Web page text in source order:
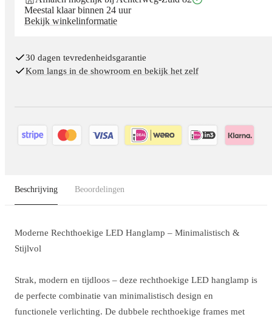
Meestal klaar binnen 24 uur
Bekijk winkelinformatie
30 dagen tevredenheidsgarantie
Kom langs in de showroom en bekijk het zelf
Beschrijving Beoordelingen
Moderne Rechthoekige LED Hanglamp – Minimalistisch &
Stijlvol
Strak, modern en tijdloos – deze rechthoekige LED hanglamp is
de perfecte combinatie van minimalistisch design en
functionele verlichting. De dubbele rechthoekige frames met